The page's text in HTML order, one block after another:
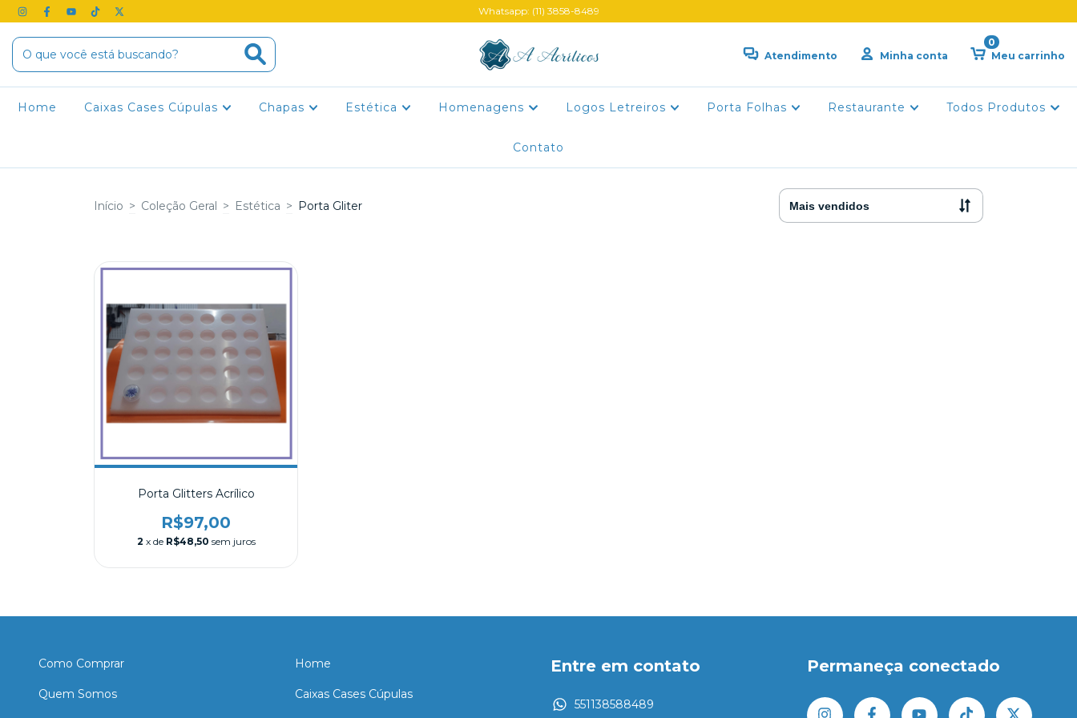
Whatsapp: (11) 3858-8489
Atendimento Minha conta Meu carrinho
0
Home Caixas Cases Cúpulas Chapas Estética Homenagens Logos Letreiros Porta Folhas Restaurante Todos Produtos
Contato
Início > Coleção Geral > Estética > Porta Gliter
Porta Glitters Acrílico
R$97,00
2 x de R$48,50 sem juros
Como Comprar
Quem Somos
Home
Caixas Cases Cúpulas
Entre em contato
551138588489
Permaneça conectado